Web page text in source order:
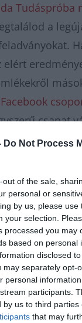
Do Not Process
out of the sale,
personal or
by us, please use
your selection.
processed you may
based on personal
disclosed
may separately opt-
personal
participants.
by us to third parties
that may
Tudáspróba
a
elért
csapat
egy kicsit a
a
nyújtanak.